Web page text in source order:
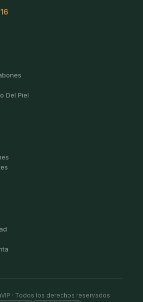
Del Piel
· Todos los derechos reservados